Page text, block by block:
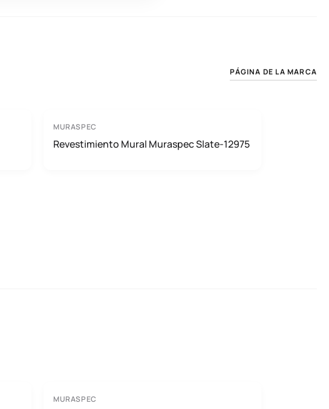
PÁGINA DE LA MARCA
MURASPEC
Revestimiento Mural Muraspec Slate-12975
MURASPEC